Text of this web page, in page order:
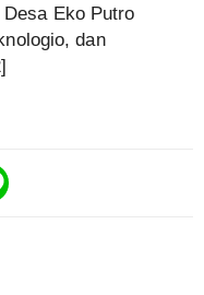
Eko Putro
dan
]